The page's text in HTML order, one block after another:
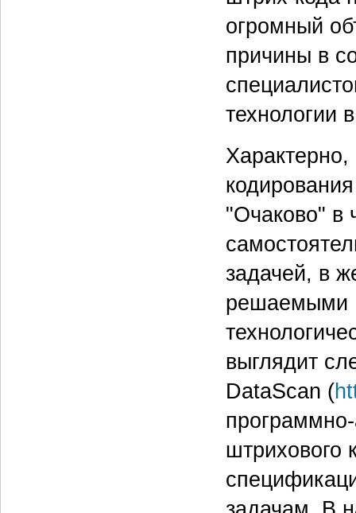
огромный
причины в
технологии
"Очаково" в
задачей, в
решаемыми
выглядит
DataScan (
штрихового